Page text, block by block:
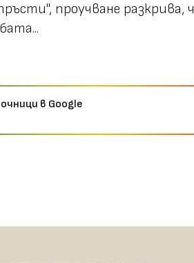
проучване разкрива,
в Google